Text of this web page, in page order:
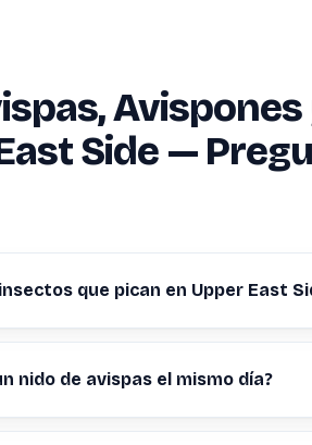
Avispones
Side —
que pican en Upper East
nido de avispas el mismo día?